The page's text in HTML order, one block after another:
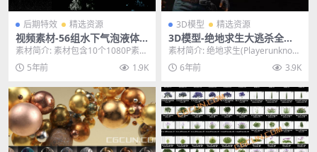
后期特效 精选资源
视频素材-56组水下气泡液体
水中泡泡超清透明通道4K视频
素材
素材简介: 素材包含10个1080P素材
和36个4K素材。水下气泡素材，主
要用于...
5年前 1.9K
3D模型 精选资源
3D模型-绝地求生大逃杀全套
角色道具武器3D模型美术资源
素材简介: 绝地求生(Playerunknow
n’s Battleg...
6年前 3.9K